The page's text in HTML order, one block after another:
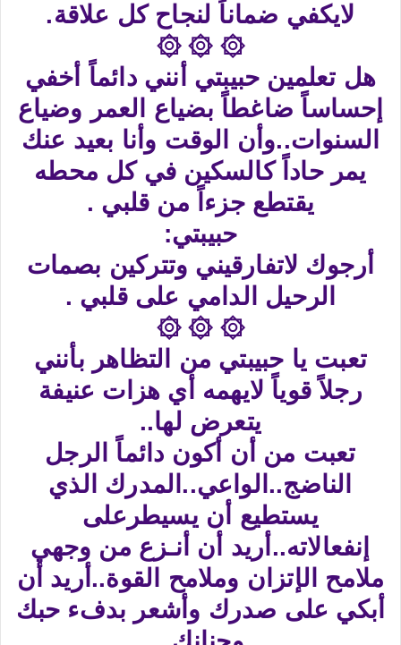
لايكفي ضماناً لنجاح كل علاقة.
۞ ۞ ۞
هل تعلمين حبيبتي أنني دائماً أخفي
إحساساً ضاغطاً بضياع العمر وضياع
السنوات..وأن الوقت وأنا بعيد عنك
يمر حاداً كالسكين في كل محطه
يقتطع جزءاً من قلبي .
حبيبتي:
أرجوك لاتفارقيني وتتركين بصمات
الرحيل الدامي على قلبي .
۞ ۞ ۞
تعبت يا حبيبتي من التظاهر بأنني
رجلاً قوياً لايهمه أي هزات عنيفة
يتعرض لها..
تعبت من أن أكون دائماً الرجل
الناضج..الواعي..المدرك الذي
يستطيع أن يسيطرعلى
إنفعالاته..أريد أن أنـزع من وجهي
ملامح الإتزان وملامح القوة..أريد أن
أبكي على صدرك وأشعر بدفء حبك